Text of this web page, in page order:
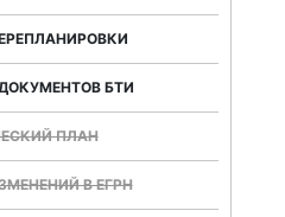
БТИ
ПЛАН
В ЕГРН